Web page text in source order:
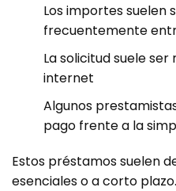
Los importes suelen
frecuentemente
La solicitud suele
internet
Algunos
pago frente a la
Estos préstamos suelen
esenciales o a corto plazo.